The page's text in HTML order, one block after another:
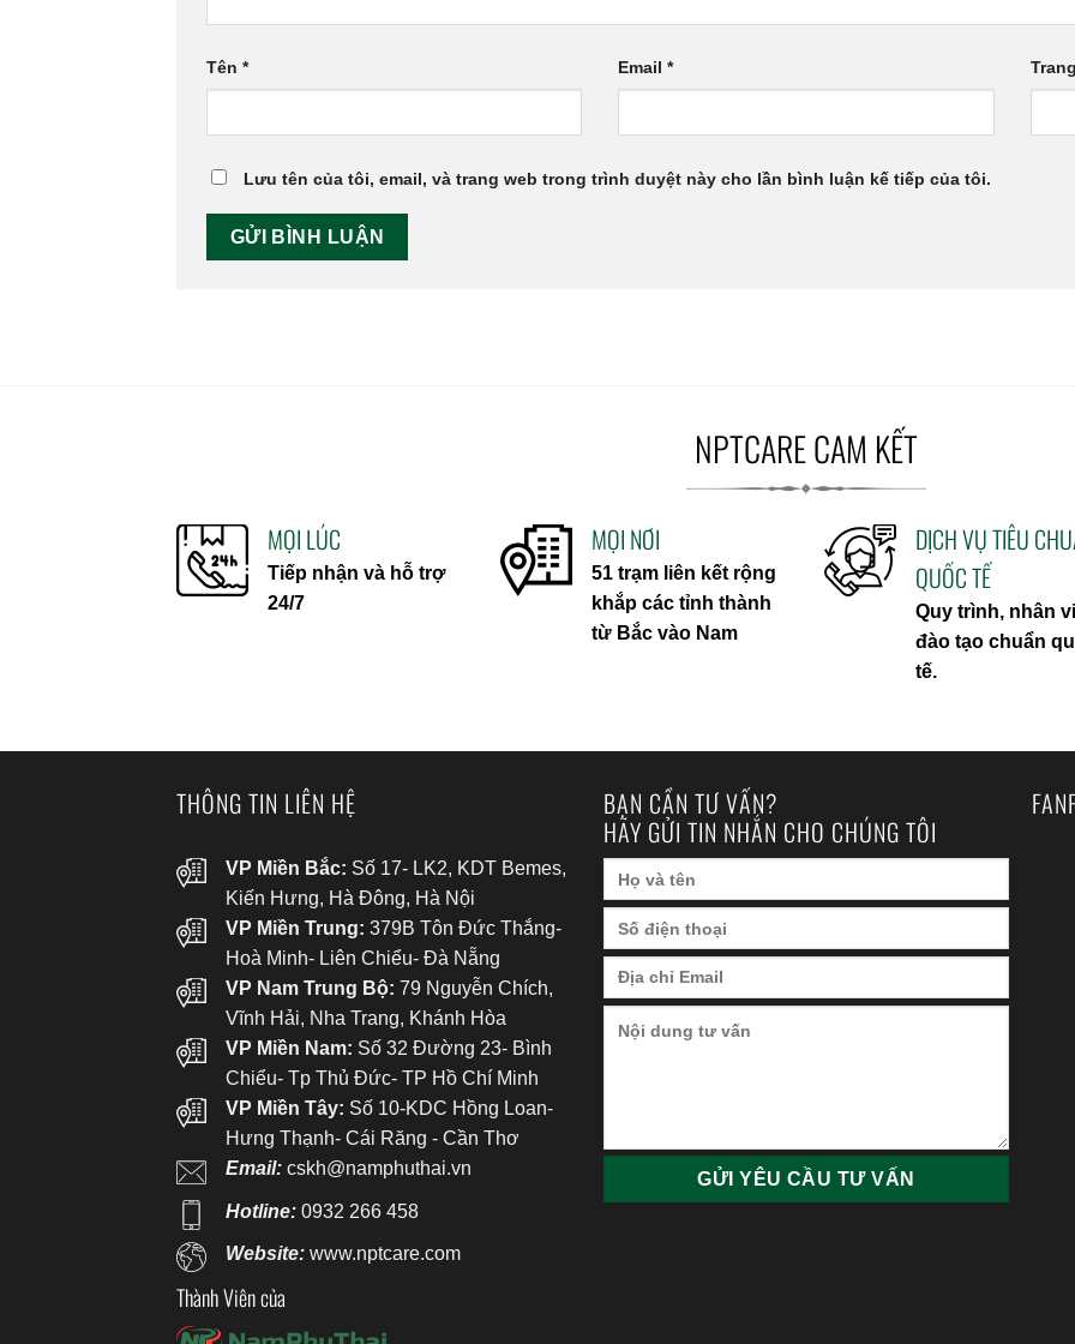
Tên * Email*
Lưu tên của tôi, email, và trang web trong trình duyệt này cho lần bình luận kế tiếp của tôi.
NPTCARE CAM KẾT
MỌI LÚC
Tiếp nhận và hỗ trợ
24/7
MỌI NƠI
51 trạm liên kết rộng
khắp các tỉnh thành
từ Bắc vào Nam
DỊCH VỤ TIÊU
QUỐC TẾ
Quy trình, nhân
đào tạo chuẩn
tế.
THÔNG TIN LIÊN HỆ
VP Miền Bắc: Số 17- LK2, KDT Bemes,
Kiến Hưng, Hà Đông, Hà Nội
VP Miền Trung: 379B Tôn Đức Thắng-
Hoà Minh- Liên Chiểu- Đà Nẵng
VP Nam Trung Bộ: 79 Nguyễn Chích,
Vĩnh Hải, Nha Trang, Khánh Hòa
VP Miền Nam: Số 32 Đường 23- Bình
Chiểu- Tp Thủ Đức- TP Hồ Chí Minh
VP Miền Tây: Số 10-KDC Hồng Loan-
Hưng Thạnh- Cái Răng - Cần Thơ
Email: cskh@namphuthai.vn
Hotline: 0932 266 458
Website:www.nptcare.com
Thành Viên của
BẠN CẦN TƯ VẤN?
HÃY GỬI TIN NHẮN CHO CHÚNG TÔI